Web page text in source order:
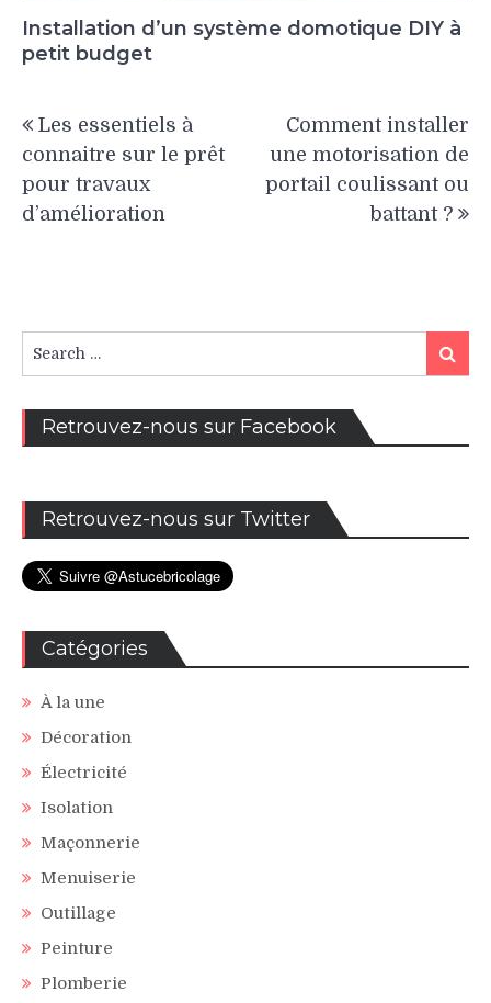
Installation d’un système domotique DIY à
petit budget
de
l’article
Les essentiels à
connaitre sur le prêt
pour travaux
d’amélioration
Comment installer
une motorisation de
portail coulissant ou
battant ?
for:
Search
Retrouvez-nous sur Facebook
Retrouvez-nous sur Twitter
Catégories
À la une
Décoration
Électricité
Isolation
Maçonnerie
Menuiserie
Outillage
Peinture
Plomberie